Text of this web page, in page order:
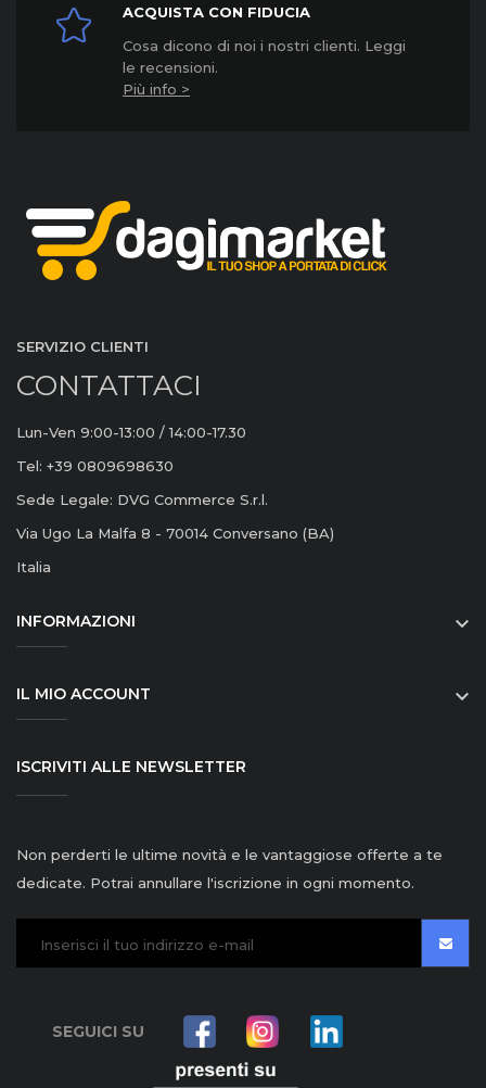
ACQUISTA CON FIDUCIA
Cosa dicono di noi i nostri clienti. Leggi
le recensioni.
Più info >
SERVIZIO CLIENTI
CONTATTACI
Lun-Ven 9:00-13:00 / 14:00-17.30
Tel: +39 0809698630
Sede Legale: DVG Commerce S.r.l.
Via Ugo La Malfa 8 - 70014 Conversano (BA)
Italia
INFORMAZIONI 
IL MIO ACCOUNT 
ISCRIVITI ALLE NEWSLETTER
Non perderti le ultime novità e le vantaggiose offerte a te
dedicate. Potrai annullare l'iscrizione in ogni momento.
SEGUICI SU